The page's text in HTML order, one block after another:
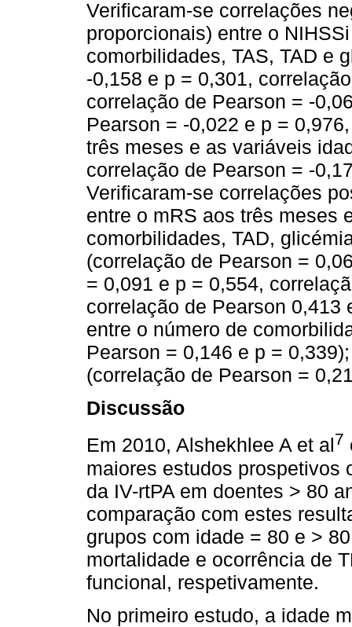
Verificaram-se correlações
proporcionais) entre o
comorbilidades, TAS, TAD e
-0,158 e p = 0,301,
correlação de Pearson = -
Pearson = -0,022 e p =
três meses e as variáveis
correlação de Pearson = -
Verificaram-se correlações
entre o mRS aos três meses
comorbilidades, TAD,
(correlação de Pearson =
= 0,091 e p = 0,554,
correlação de Pearson 0,413
entre o número de
Pearson = 0,146 e p =
(correlação de Pearson =
Discussão
Em 2010, Alshekhlee A et al7
maiores estudos prospetivos
da IV-rtPA em doentes > 80
comparação com estes
grupos com idade = 80 e >
mortalidade e ocorrência de
funcional, respetivamente.
No primeiro estudo, a idade